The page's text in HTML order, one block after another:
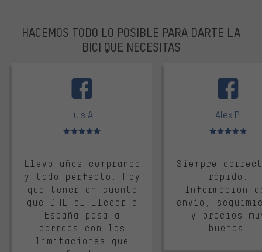
HACEMOS TODO LO POSIBLE PARA DARTE LA
BICI QUE NECESITAS
Luis A.
Valoración media: 5 de 5
Llevo años comprando
y todo perfecto. Hay
que tener en cuenta
que DHL al llegar a
España pasa a
correos con las
limitaciones que
Alex P.
Valoración
Siempre
rápido.
Información
envío,
y precios
buenos.